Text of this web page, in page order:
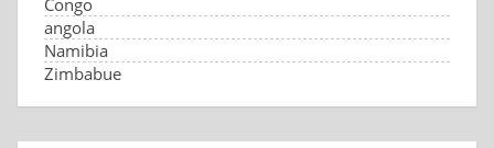
Congo
angola
Namibia
Zimbabue